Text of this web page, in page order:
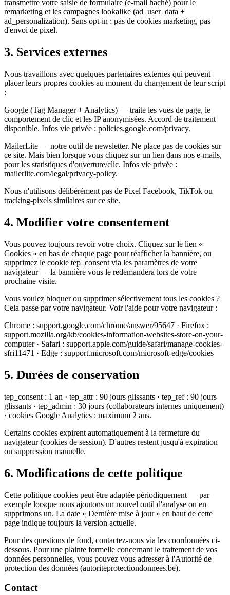
transmettre votre saisie de formulaire (e-mail haché) pour le
remarketing et les campagnes lookalike (ad_user_data +
ad_personalization). Sans opt-in : pas de cookies marketing, pas
d'envoi de pixel.
3. Services externes
Nous travaillons avec quelques partenaires externes qui peuvent
placer leurs propres cookies au moment du chargement de leur script
:
Google (Tag Manager + Analytics) — traite les vues de page, le
comportement de clic et les IP anonymisées. Accord de traitement
disponible. Infos vie privée : policies.google.com/privacy.
MailerLite — notre outil de newsletter. Ne place pas de cookies sur
ce site. Mais bien lorsque vous cliquez sur un lien dans nos e-mails,
pour les statistiques d'ouverture/clic. Infos vie privée :
mailerlite.com/legal/privacy-policy.
Nous n'utilisons délibérément pas de Pixel Facebook, TikTok ou
tracking-pixels similaires sur ce site.
4. Modifier votre consentement
Vous pouvez toujours revoir votre choix. Cliquez sur le lien «
Cookies » en bas de chaque page pour réafficher la bannière, ou
supprimez le cookie tep_consent via les paramètres de votre
navigateur — la bannière vous le redemandera lors de votre
prochaine visite.
Vous voulez bloquer ou supprimer sélectivement tous les cookies ?
Cela passe par votre navigateur. Voir l'aide pour votre navigateur :
Chrome : support.google.com/chrome/answer/95647 · Firefox :
support.mozilla.org/kb/cookies-information-websites-store-on-your-
computer · Safari : support.apple.com/guide/safari/manage-cookies-
sfri11471 · Edge : support.microsoft.com/microsoft-edge/cookies
5. Durées de conservation
tep_consent : 1 an · tep_attr : 90 jours glissants · tep_ref : 90 jours
glissants · tep_admin : 30 jours (collaborateurs internes uniquement)
· cookies Google Analytics : maximum 2 ans.
Certains cookies expirent automatiquement à la fermeture du
navigateur (cookies de session). D'autres restent jusqu'à expiration
ou suppression manuelle.
6. Modifications de cette politique
Cette politique cookies peut être adaptée périodiquement — par
exemple lorsque nous ajoutons un nouvel outil d'analyse ou en
supprimons un. La date « Dernière mise à jour » en haut de cette
page indique toujours la version actuelle.
Pour des questions de fond, contactez-nous via les coordonnées ci-
dessous. Pour une plainte formelle concernant le traitement de vos
données personnelles, vous pouvez vous adresser à l'Autorité de
protection des données (autoriteprotectiondonnees.be).
Contact